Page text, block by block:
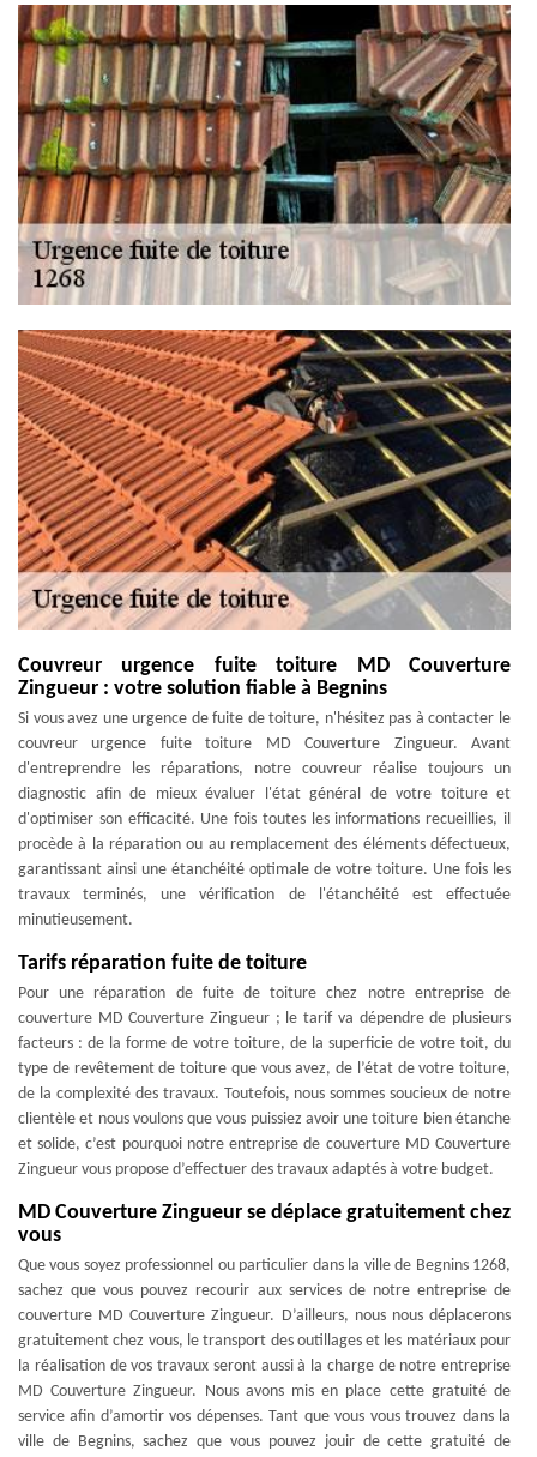
Couvreur urgence fuite toiture MD Couverture
Zingueur : votre solution fiable à Begnins
Si vous avez une urgence de fuite de toiture, n'hésitez pas à contacter le
couvreur urgence fuite toiture MD Couverture Zingueur. Avant
d'entreprendre les réparations, notre couvreur réalise toujours un
diagnostic afin de mieux évaluer l'état général de votre toiture et
d'optimiser son efficacité. Une fois toutes les informations recueillies, il
procède à la réparation ou au remplacement des éléments défectueux,
garantissant ainsi une étanchéité optimale de votre toiture. Une fois les
travaux terminés, une vérification de l'étanchéité est effectuée
minutieusement.
Tarifs réparation fuite de toiture
Pour une réparation de fuite de toiture chez notre entreprise de
couverture MD Couverture Zingueur ; le tarif va dépendre de plusieurs
facteurs : de la forme de votre toiture, de la superficie de votre toit, du
type de revêtement de toiture que vous avez, de l’état de votre toiture,
de la complexité des travaux. Toutefois, nous sommes soucieux de notre
clientèle et nous voulons que vous puissiez avoir une toiture bien étanche
et solide, c’est pourquoi notre entreprise de couverture MD Couverture
Zingueur vous propose d’effectuer des travaux adaptés à votre budget.
MD Couverture Zingueur se déplace gratuitement chez
vous
Que vous soyez professionnel ou particulier dans la ville de Begnins 1268,
sachez que vous pouvez recourir aux services de notre entreprise de
couverture MD Couverture Zingueur. D’ailleurs, nous nous déplacerons
gratuitement chez vous, le transport des outillages et les matériaux pour
la réalisation de vos travaux seront aussi à la charge de notre entreprise
MD Couverture Zingueur. Nous avons mis en place cette gratuité de
service afin d’amortir vos dépenses. Tant que vous vous trouvez dans la
ville de Begnins, sachez que vous pouvez jouir de cette gratuité de